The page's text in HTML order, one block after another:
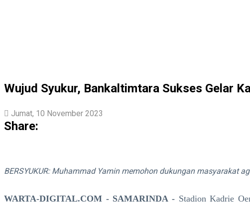
Wujud Syukur, Bankaltimtara Sukses Gelar
Jumat, 10 November 2023
Share:
BERSYUKUR: Muhammad Yamin memohon dukungan masyarakat
WARTA-DIGITAL.COM - SAMARINDA - Stadion Kadrie